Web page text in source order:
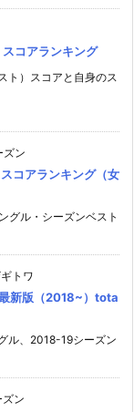
コアランキング
ト）スコアと自身のス
ン
コアランキング（女
グル・シーズンベスト
トワ
新版（2018~）tota
ル、2018-19シーズン
ン